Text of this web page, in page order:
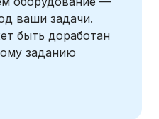
ваши задачи.
быть доработан
заданию